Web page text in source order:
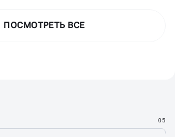
ПОСМОТРЕТЬ ВСЕ
05